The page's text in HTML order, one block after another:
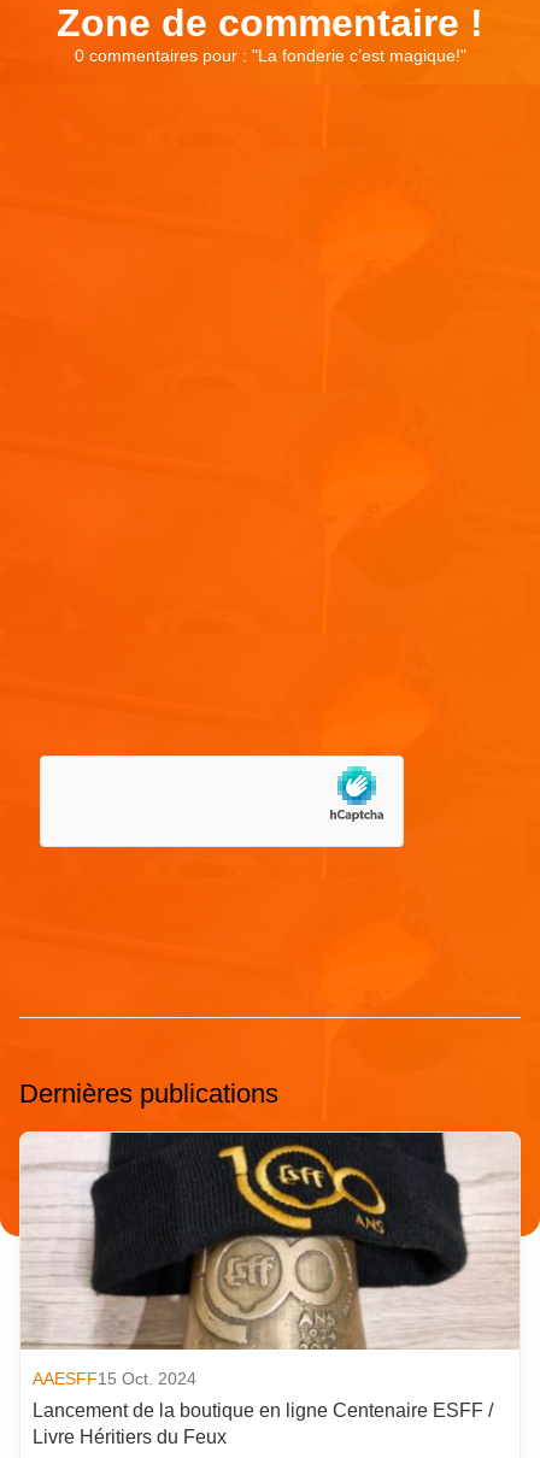
Zone de commentaire !
0 commentaires pour : "La fonderie c’est magique!"
Dernières publications
AAESFF15 Oct. 2024
Lancement de la boutique en ligne Centenaire ESFF /
Livre Héritiers du Feux